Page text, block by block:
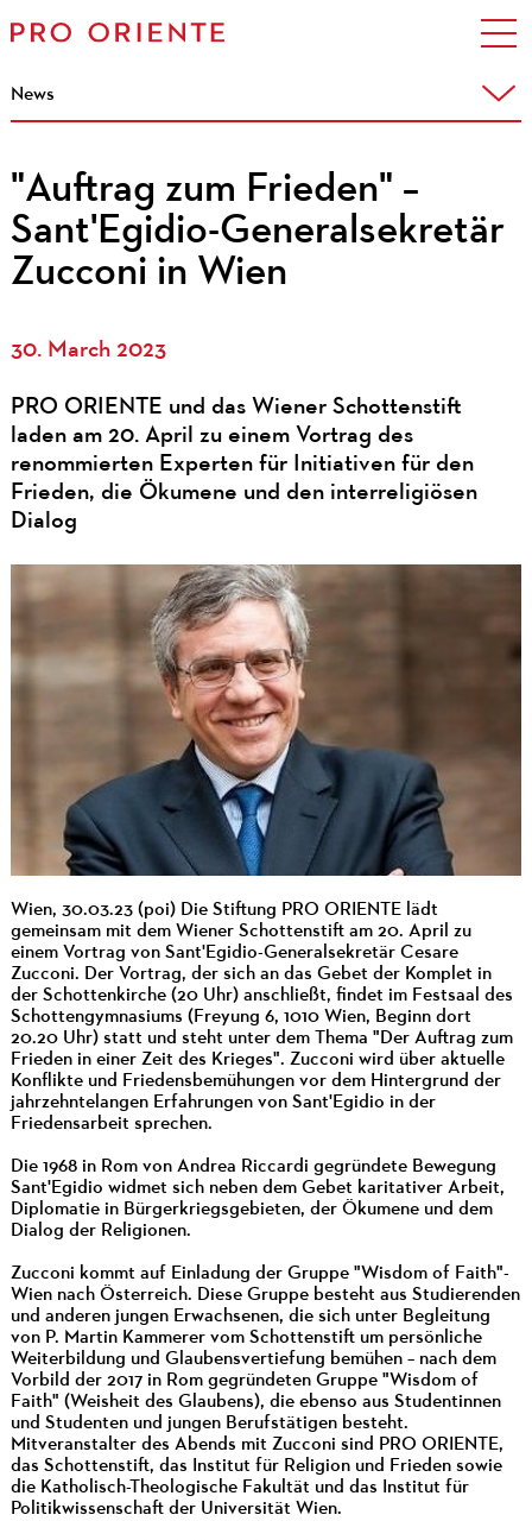
News
"Auftrag zum Frieden" –
Sant'Egidio-Generalsekretär
Zucconi in Wien
30. March 2023
PRO ORIENTE und das Wiener Schottenstift
laden am 20. April zu einem Vortrag des
renommierten Experten für Initiativen für den
Frieden, die Ökumene und den interreligiösen
Dialog
Wien, 30.03.23 (poi) Die Stiftung PRO ORIENTE lädt
gemeinsam mit dem Wiener Schottenstift am 20. April zu
einem Vortrag von Sant'Egidio-Generalsekretär Cesare
Zucconi. Der Vortrag, der sich an das Gebet der Komplet in
der Schottenkirche (20 Uhr) anschließt, findet im Festsaal des
Schottengymnasiums (Freyung 6, 1010 Wien, Beginn dort
20.20 Uhr) statt und steht unter dem Thema "Der Auftrag zum
Frieden in einer Zeit des Krieges". Zucconi wird über aktuelle
Konflikte und Friedensbemühungen vor dem Hintergrund der
jahrzehntelangen Erfahrungen von Sant'Egidio in der
Friedensarbeit sprechen.
Die 1968 in Rom von Andrea Riccardi gegründete Bewegung
Sant'Egidio widmet sich neben dem Gebet karitativer Arbeit,
Diplomatie in Bürgerkriegsgebieten, der Ökumene und dem
Dialog der Religionen.
Zucconi kommt auf Einladung der Gruppe "Wisdom of Faith"-
Wien nach Österreich. Diese Gruppe besteht aus Studierenden
und anderen jungen Erwachsenen, die sich unter Begleitung
von P. Martin Kammerer vom Schottenstift um persönliche
Weiterbildung und Glaubensvertiefung bemühen – nach dem
Vorbild der 2017 in Rom gegründeten Gruppe "Wisdom of
Faith" (Weisheit des Glaubens), die ebenso aus Studentinnen
und Studenten und jungen Berufstätigen besteht.
Mitveranstalter des Abends mit Zucconi sind PRO ORIENTE,
das Schottenstift, das Institut für Religion und Frieden sowie
die Katholisch-Theologische Fakultät und das Institut für
Politikwissenschaft der Universität Wien.